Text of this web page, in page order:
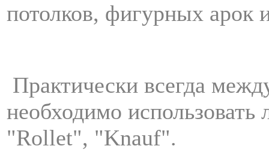
потолков, фигурных арок
Практически всегда
необходимо использовать
"Rollet", "Knauf".